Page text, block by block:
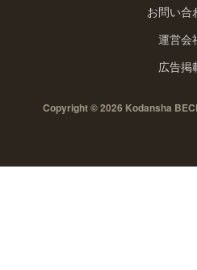
お問い合
運営会
広告掲
Copyright © 2026 Kodansha